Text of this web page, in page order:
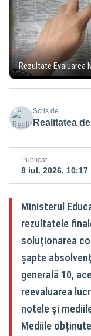
Rezultate Evaluarea
Scris de
Realitatea
Publicat
8 iul. 2026, 10:17
Ministerul
rezultatele
soluționarea
șapte
generală 10,
reevaluarea
notele și
Mediile